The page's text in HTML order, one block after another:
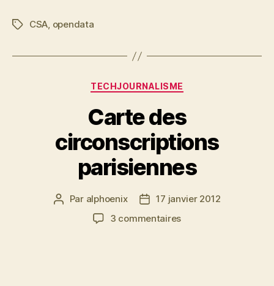
Étiquettes
CSA, opendata
Catégories
TECHJOURNALISME
Carte des
circonscriptions
parisiennes
Auteur
Par alphoenix
Date17 janvier 2012
3 commentairessur